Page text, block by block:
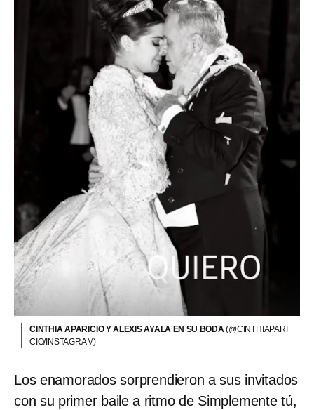
CINTHIA APARICIO Y ALEXIS AYALA EN SU BODA(@CINTHIAPARI
CIO/INSTAGRAM)
Los enamorados sorprendieron a sus invitados
con su primer baile a ritmo de Simplemente tú,